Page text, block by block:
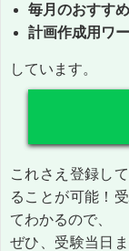
毎月のおすす
計画作成用ワ
しています。
これさえ登録し
ることが可能！
てわかるので、
ぜひ、受験当日